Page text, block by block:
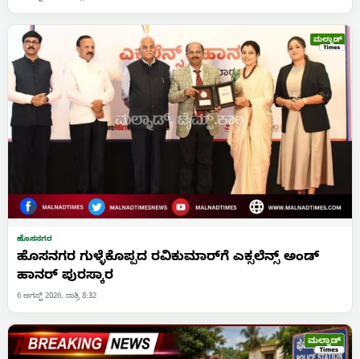
ಹೊಸನಗರ
ಹೊಸನಗರ ಗುಳ್ಳೆಕೊಪ್ಪದ ರವಿಕುಮಾರ್‌ಗೆ ಎಕ್ಸಲೆನ್ಸ್ ಅಂಡ್
ಹಾನರ್ ಪುರಸ್ಕಾರ
6 ಆಗಸ್ಟ್ 2026, ರಾತ್ರಿ 8:32